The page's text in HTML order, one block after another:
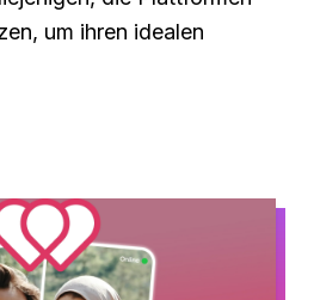
um ihren idealen